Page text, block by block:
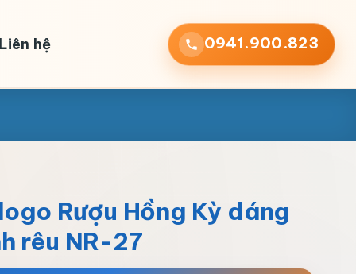
hệ 0941.900.823
Rượu Hồng Kỳ dáng
rêu NR-27